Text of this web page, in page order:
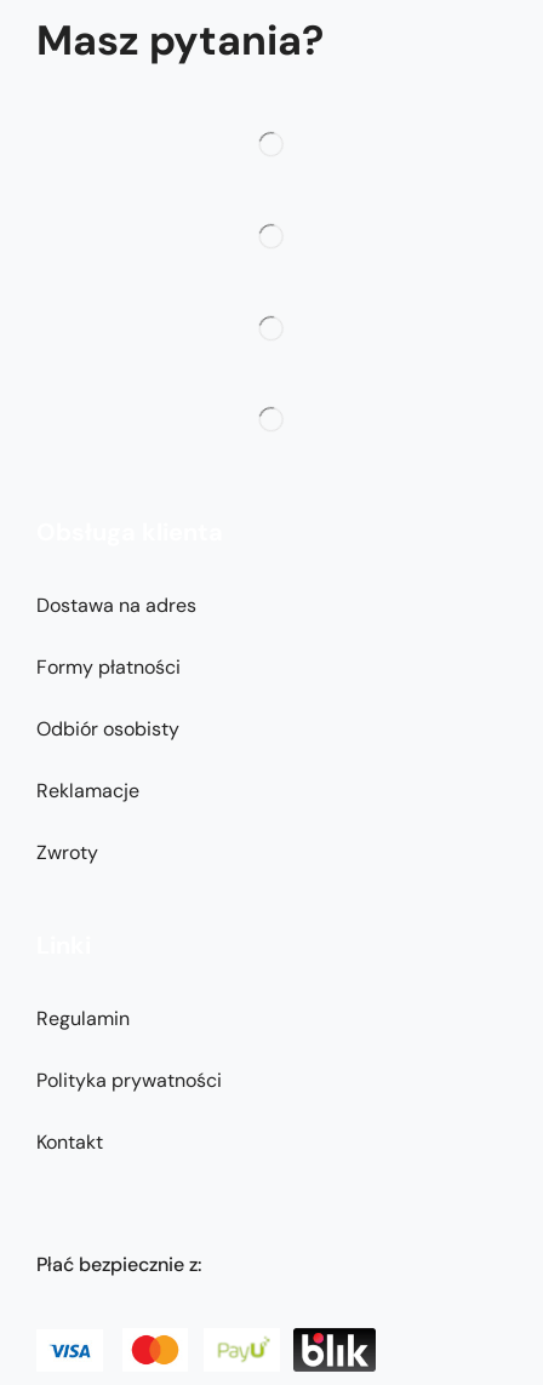
Masz pytania?
Dostawa na adres
Formy płatności
Odbiór osobisty
Reklamacje
Zwroty
Regulamin
Polityka prywatności
Kontakt
Płać bezpiecznie z: